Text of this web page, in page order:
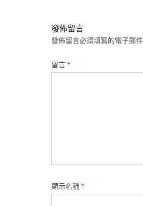
發佈留言
發佈留言必須填寫的電子郵
留言 *
顯示名稱 *